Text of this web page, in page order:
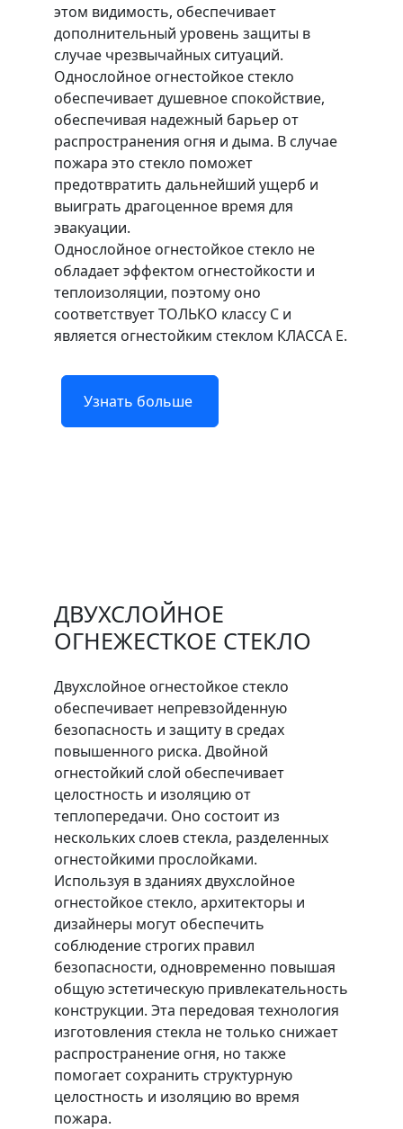
этом видимость, обеспечивает
дополнительный уровень защиты в
случае чрезвычайных ситуаций.
Однослойное огнестойкое стекло
обеспечивает душевное спокойствие,
обеспечивая надежный барьер от
распространения огня и дыма. В случае
пожара это стекло поможет
предотвратить дальнейший ущерб и
выиграть драгоценное время для
эвакуации.
Однослойное огнестойкое стекло не
обладает эффектом огнестойкости и
теплоизоляции, поэтому оно
соответствует ТОЛЬКО классу C и
является огнестойким стеклом КЛАССА E.
Узнать больше
ДВУХСЛОЙНОЕ
ОГНЕЖЕСТКОЕ СТЕКЛО
Двухслойное огнестойкое стекло
обеспечивает непревзойденную
безопасность и защиту в средах
повышенного риска. Двойной
огнестойкий слой обеспечивает
целостность и изоляцию от
теплопередачи. Оно состоит из
нескольких слоев стекла, разделенных
огнестойкими прослойками.
Используя в зданиях двухслойное
огнестойкое стекло, архитекторы и
дизайнеры могут обеспечить
соблюдение строгих правил
безопасности, одновременно повышая
общую эстетическую привлекательность
конструкции. Эта передовая технология
изготовления стекла не только снижает
распространение огня, но также
помогает сохранить структурную
целостность и изоляцию во время
пожара.